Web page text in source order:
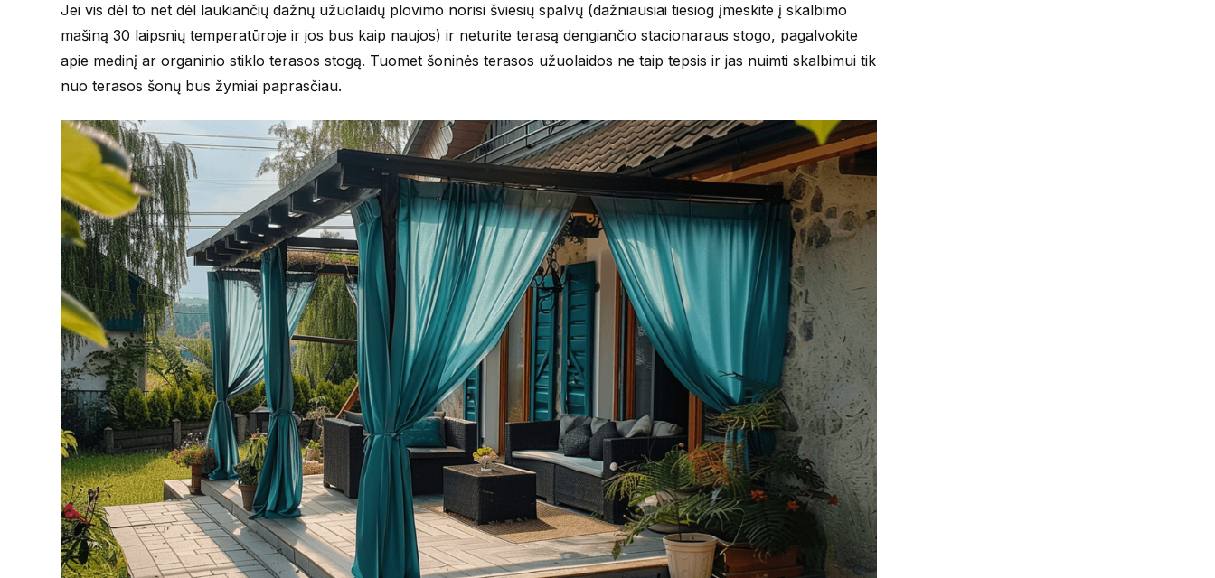
Jei vis dėl to net dėl laukiančių dažnų užuolaidų plovimo norisi šviesių spalvų (dažniausiai tiesiog įmeskite į skalbimo
mašiną 30 laipsnių temperatūroje ir jos bus kaip naujos) ir neturite terasą dengiančio stacionaraus stogo, pagalvokite
apie medinį ar organinio stiklo terasos stogą. Tuomet šoninės terasos užuolaidos ne taip tepsis ir jas nuimti skalbimui tik
nuo terasos šonų bus žymiai paprasčiau.